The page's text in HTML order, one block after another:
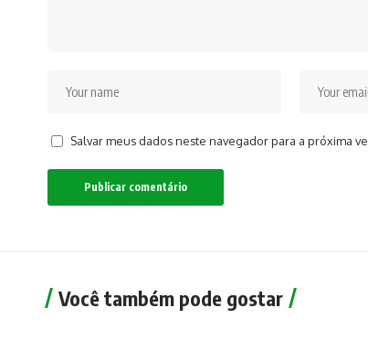
Salvar meus dados neste navegador para a próxima
Você também pode gostar